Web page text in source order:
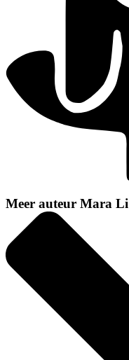
Meer auteur Mara Li